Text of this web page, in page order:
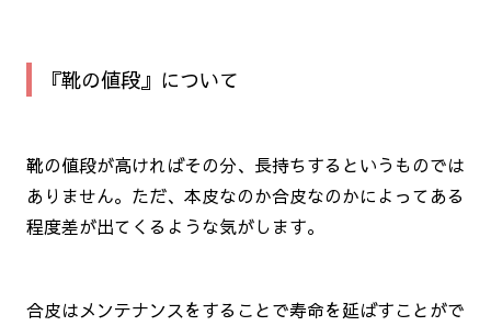
『靴の値段』について
靴の値段が高ければその分、長持ちするというものでは
ありません。ただ、本皮なのか合皮なのかによってある
程度差が出てくるような気がします。
合皮はメンテナンスをすることで寿命を延ばすことがで